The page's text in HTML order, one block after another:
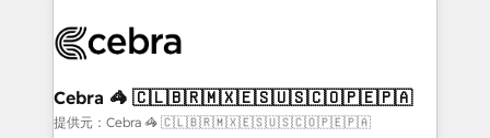
implementations, and 5,000+ pages ✨ CS: Clients
CS: 245% organic growth & +751% new visitors for a
full-funnel HubSpot project ✨ CS: 415% conversion
Cebra 🦓 🇨🇱🇧🇷🇲🇽🇪🇸🇺🇸🇨🇴🇵🇪🇵🇦
提供元：Cebra 🦓 🇨🇱🇧🇷🇲🇽🇪🇸🇺🇸🇨🇴🇵🇪🇵🇦